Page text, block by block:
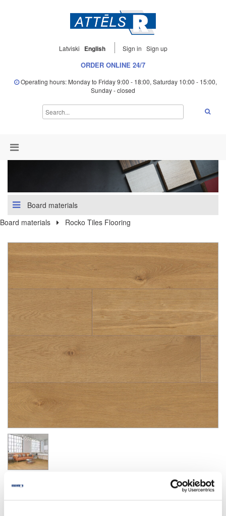
Latviski English Sign in Sign up
ORDER ONLINE 24/7
Operating hours: Monday to Friday 9:00 - 18:00, Saturday 10:00 - 15:00,
Sunday - closed
Board materials
Board materials
Rocko Tiles Flooring
Crescendo